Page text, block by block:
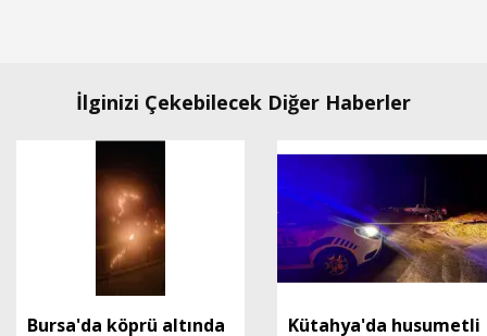
İlginizi Çekebilecek Diğer Haberler
Bursa'da köprü altında Kütahya'da husumetli